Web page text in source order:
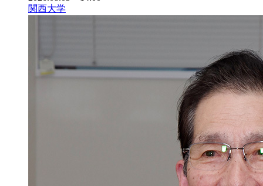
関西大学